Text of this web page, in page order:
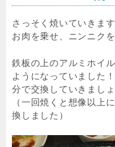
さっそく焼いていきます
お肉を乗せ、ニンニク
鉄板の上のアルミホイ
ようになっていました
分で交換していきましょ
（一回焼くと想像以上
換しました）